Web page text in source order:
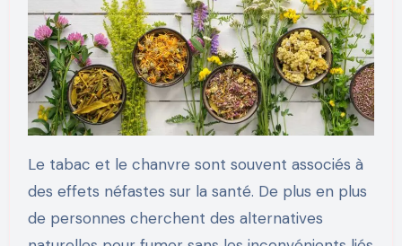
Le tabac et le chanvre sont souvent associés à
des effets néfastes sur la santé. De plus en plus
de personnes cherchent des alternatives